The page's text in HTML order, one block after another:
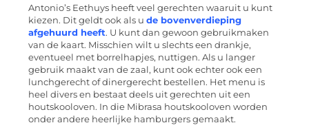
Antonio’s Eethuys heeft veel gerechten waaruit u kunt
kiezen. Dit geldt ook als u de bovenverdieping
afgehuurd heeft. U kunt dan gewoon gebruikmaken
van de kaart. Misschien wilt u slechts een drankje,
eventueel met borrelhapjes, nuttigen. Als u langer
gebruik maakt van de zaal, kunt ook echter ook een
lunchgerecht of dinergerecht bestellen. Het menu is
heel divers en bestaat deels uit gerechten uit een
houtskooloven. In die Mibrasa houtskooloven worden
onder andere heerlijke hamburgers gemaakt.